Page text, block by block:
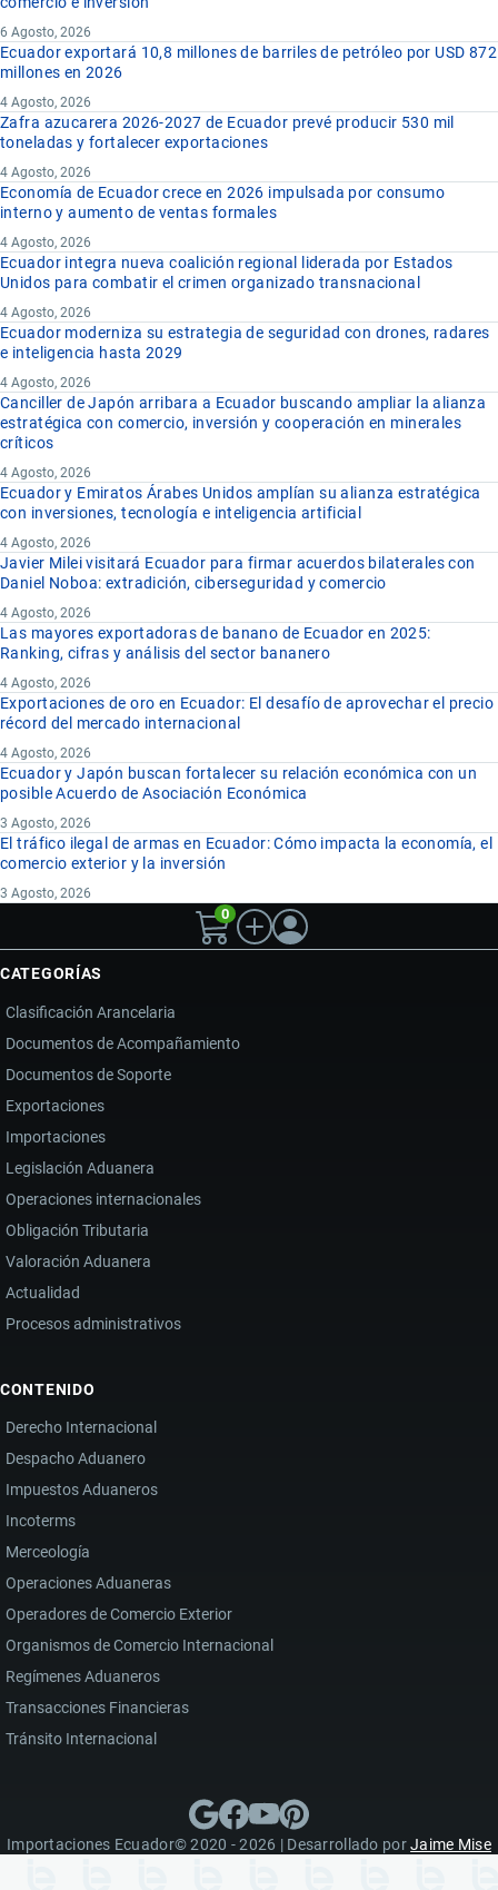
6 Agosto, 2026
Ecuador exportará 10,8 millones de barriles de petróleo por USD 872
millones en 2026
4 Agosto, 2026
Zafra azucarera 2026-2027 de Ecuador prevé producir 530 mil
toneladas y fortalecer exportaciones
4 Agosto, 2026
Economía de Ecuador crece en 2026 impulsada por consumo
interno y aumento de ventas formales
4 Agosto, 2026
Ecuador integra nueva coalición regional liderada por Estados
Unidos para combatir el crimen organizado transnacional
4 Agosto, 2026
Ecuador moderniza su estrategia de seguridad con drones, radares
e inteligencia hasta 2029
4 Agosto, 2026
Canciller de Japón arribara a Ecuador buscando ampliar la alianza
estratégica con comercio, inversión y cooperación en minerales
críticos
4 Agosto, 2026
Ecuador y Emiratos Árabes Unidos amplían su alianza estratégica
con inversiones, tecnología e inteligencia artificial
4 Agosto, 2026
Javier Milei visitará Ecuador para firmar acuerdos bilaterales con
Daniel Noboa: extradición, ciberseguridad y comercio
4 Agosto, 2026
Las mayores exportadoras de banano de Ecuador en 2025:
Ranking, cifras y análisis del sector bananero
4 Agosto, 2026
Exportaciones de oro en Ecuador: El desafío de aprovechar el precio
récord del mercado internacional
4 Agosto, 2026
Ecuador y Japón buscan fortalecer su relación económica con un
posible Acuerdo de Asociación Económica
3 Agosto, 2026
El tráfico ilegal de armas en Ecuador: Cómo impacta la economía, el
comercio exterior y la inversión
3 Agosto, 2026
0
CATEGORÍAS
Clasificación Arancelaria
Documentos de Acompañamiento
Documentos de Soporte
Exportaciones
Importaciones
Legislación Aduanera
Operaciones internacionales
Obligación Tributaria
Valoración Aduanera
Actualidad
Procesos administrativos
CONTENIDO
Derecho Internacional
Despacho Aduanero
Impuestos Aduaneros
Incoterms
Merceología
Operaciones Aduaneras
Operadores de Comercio Exterior
Organismos de Comercio Internacional
Regímenes Aduaneros
Transacciones Financieras
Tránsito Internacional
Importaciones Ecuador© 2020 - 2026 | Desarrollado porJaime Mise